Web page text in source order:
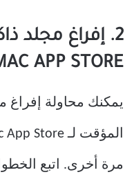
2. إفراغ مجلد
APP STORE
يمكنك محاولة إفراغ
مرة أخرى. اتبع